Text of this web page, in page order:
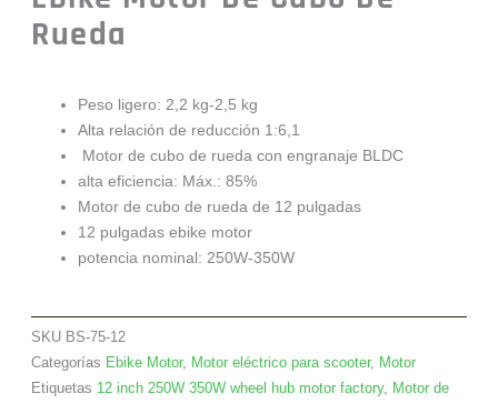
Rueda
Peso ligero: 2,2 kg-2,5 kg
Alta relación de reducción 1:6,1
Motor de cubo de rueda con engranaje BLDC
alta eficiencia: Máx.: 85%
Motor de cubo de rueda de 12 pulgadas
12 pulgadas ebike motor
potencia nominal: 250W-350W
SKU BS-75-12
Categorías Ebike Motor, Motor eléctrico para scooter,
Motor
Etiquetas 12 inch 250W 350W wheel hub motor factory,
Motor de